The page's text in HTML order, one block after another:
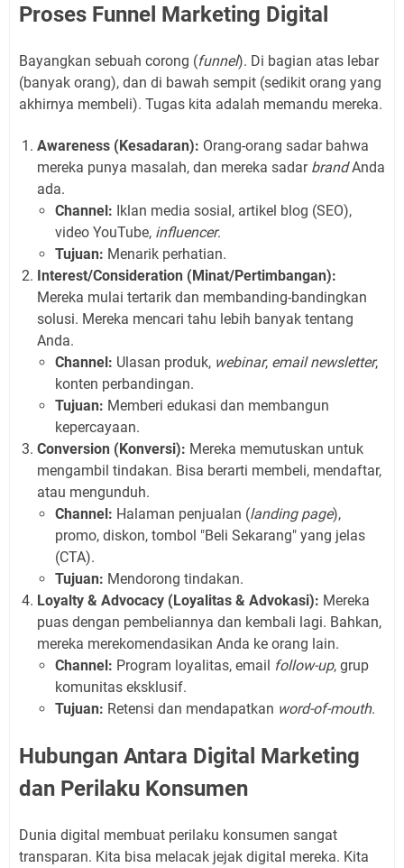
Proses Funnel Marketing Digital
Bayangkan sebuah corong (funnel). Di bagian atas lebar
(banyak orang), dan di bawah sempit (sedikit orang yang
akhirnya membeli). Tugas kita adalah memandu mereka.
Awareness (Kesadaran): Orang-orang sadar bahwa
mereka punya masalah, dan mereka sadar brandAnda
ada.
Channel: Iklan media sosial, artikel blog (SEO),
video YouTube, influencer.
Tujuan: Menarik perhatian.
Interest/Consideration (Minat/Pertimbangan):
Mereka mulai tertarik dan membanding-bandingkan
solusi. Mereka mencari tahu lebih banyak tentang
Anda.
Channel: Ulasan produk, webinar, email newsletter,
konten perbandingan.
Tujuan: Memberi edukasi dan membangun
kepercayaan.
Conversion (Konversi): Mereka memutuskan untuk
mengambil tindakan. Bisa berarti membeli, mendaftar,
atau mengunduh.
Channel: Halaman penjualan (landing page),
promo, diskon, tombol "Beli Sekarang" yang jelas
(CTA).
Tujuan: Mendorong tindakan.
Loyalty & Advocacy (Loyalitas & Advokasi): Mereka
puas dengan pembeliannya dan kembali lagi. Bahkan,
mereka merekomendasikan Anda ke orang lain.
Channel: Program loyalitas, email follow-up, grup
komunitas eksklusif.
Tujuan: Retensi dan mendapatkan word-of-mouth.
Hubungan Antara Digital Marketing
dan Perilaku Konsumen
Dunia digital membuat perilaku konsumen sangat
transparan. Kita bisa melacak jejak digital mereka. Kita